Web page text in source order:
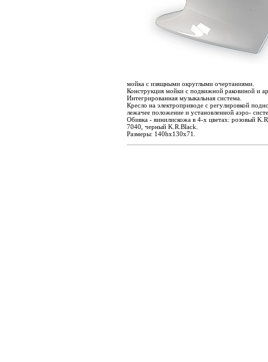
мойка с изящными округлыми очертаниями.
Конструкция мойки с подвижной раковиной и
Интегрированная музыкальная система.
Кресло на электроприводе с регулировкой
лежачее положение и установленной аэро-
Обивка - винилискожа в 4-х цветах: розовый
7040, черный K.R.Black.
Размеры: 140hх130х71.